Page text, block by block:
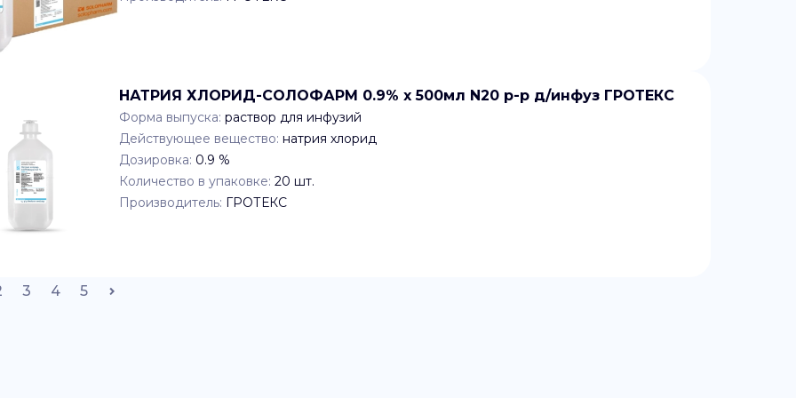
НАТРИЯ ХЛОРИД-СОЛОФАРМ 0.9% x 500мл N20 р-р д/инфуз ГРОТЕКС
Форма выпуска: раствор для инфузий
Действующее вещество: натрия хлорид
Дозировка: 0.9 %
Количество в упаковке: 20 шт.
Производитель: ГРОТЕКС
3 4 5